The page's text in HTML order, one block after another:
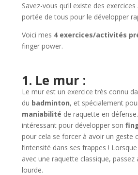
Savez-vous qu’il existe des
portée de tous pour le développer
Voici mes 4 exercices/activités
finger power.
1. Le mur :
Le mur est un exercice très connu
du badminton, et spécialement
maniabilité de raquette en
intéressant pour développer son
pour cela se forcer à avoir un geste
l’intensité dans ses frappes !
avec une raquette classique, passez
lourde.